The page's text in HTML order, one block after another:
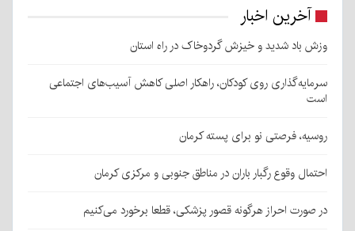
آخرین اخبار
وزش باد شدید و خیزش گردوخاک در راه استان
سرمایه‌گذاری روی کودکان، راهکار اصلی کاهش آسیب‌های اجتماعی
است
روسیه، فرصتی نو برای پسته کرمان
احتمال وقوع رگبار باران در مناطق جنوبی و مرکزی کرمان
در صورت احراز هرگونه قصور پزشکی، قطعا برخورد می‌کنیم